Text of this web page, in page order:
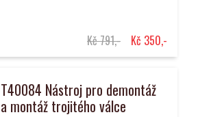
Kč 791,- Kč 350,-
T40084 Nástroj pro demontáž
a montáž trojitého válce